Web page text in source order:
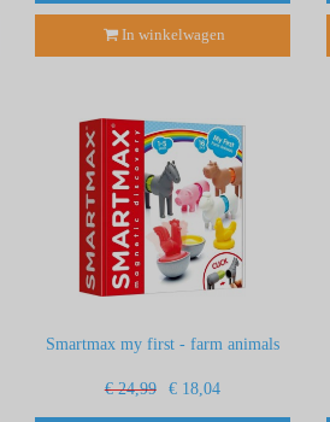
In winkelwagen
Smartmax my first - farm animals
€ 24,99 € 18,04